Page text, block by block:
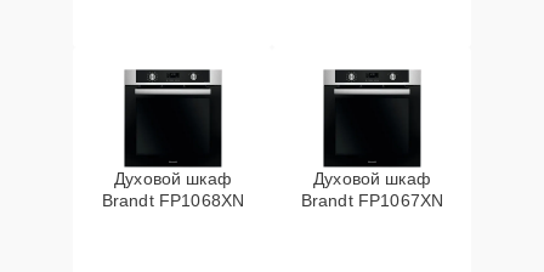
Духовой шкаф
Brandt FP1068XN
Духовой шкаф
Brandt FP1067XN